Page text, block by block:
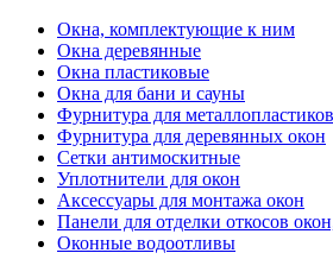
Окна, комплектующие к ним
Окна деревянные
Окна пластиковые
Окна для бани и сауны
Фурнитура для
Фурнитура для деревянных окон
Сетки антимоскитные
Уплотнители для окон
Аксессуары для монтажа окон
Панели для отделки откосов
Оконные водоотливы